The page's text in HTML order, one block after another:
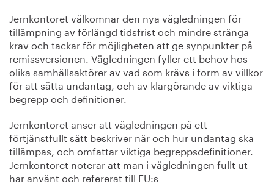
Jernkontoret välkomnar den nya vägledningen för
tillämpning av förlängd tidsfrist och mindre stränga
krav och tackar för möjligheten att ge synpunkter på
remissversionen. Vägledningen fyller ett behov hos
olika samhällsaktörer av vad som krävs i form av villkor
för att sätta undantag, och av klargörande av viktiga
begrepp och definitioner.
Jernkontoret anser att vägledningen på ett
förtjänstfullt sätt beskriver när och hur undantag ska
tillämpas, och omfattar viktiga begreppsdefinitioner.
Jernkontoret noterar att man i vägledningen fullt ut
har använt och refererat till EU:s